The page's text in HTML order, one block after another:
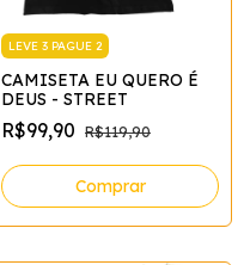
LEVE 3 PAGUE 2
CAMISETA EU QUERO É
DEUS - STREET
R$99,90 R$119,90
Comprar